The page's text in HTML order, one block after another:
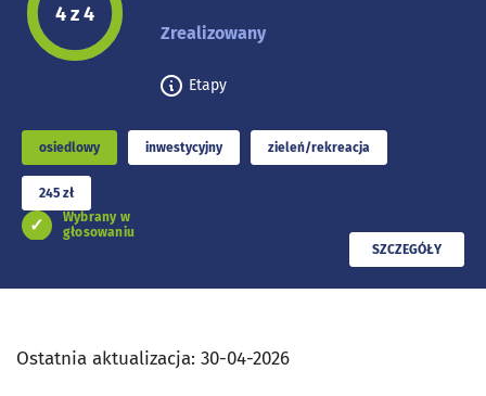
Etap projektu:
4 z 4
Zrealizowany
Etapy
Wybrany w
głosowaniu
osiedlowy inwestycyjny zieleń/rekreacja
245 zł
PRZECZYTAJ
SZCZEGÓŁY
Ostatnia aktualizacja: 30-04-2026